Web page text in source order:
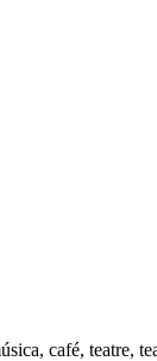
café, teatre,